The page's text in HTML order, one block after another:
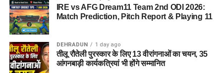
आलंबन गांव की यह योजना सिर्फ एक नया भवन या परिसर तैयार करने की
कवायद नहीं है, बल्कि नारी निकेतन में रहने वाली महिलाओं और बच्चों के
प्रति सोच में बदलाव की कोशिश भी है।
अगर यह योजना धरातल पर उतरती है तो संस्थागत जीवन की जगह उन्हें
परिवार जैसा माहौल, बेहतर स्वतंत्रता और सामाजिक वातावरण मिल
IRE vs AFG Dream11 Team 2nd ODI 2026:
Match Prediction, Pitch Report & Playing 11
DEHRADUN 1 day ago
तीलू रौतेली पुरस्कार के लिए 13 वीरांगनाओं का चयन, 35
आंगनबाड़ी कार्यकत्रियां भी होंगे सम्मानित